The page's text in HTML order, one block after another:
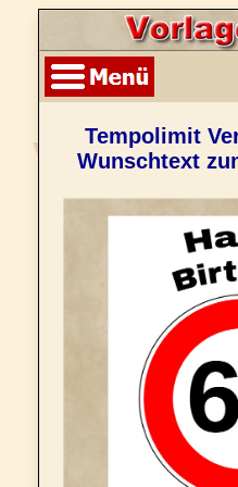
Tempolimit
Wunschtext